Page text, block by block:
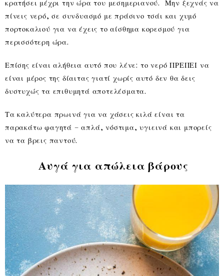
κρατήσει μέχρι την ώρα του μεσημεριανού. Μην ξεχνάς να
πίνεις νερό, σε συνδυασμό με πράσινο τσάι και χυμό
πορτοκαλιού για να έχεις το αίσθημα κορεσμού για
περισσότερη ώρα.
Επίσης είναι αλήθεια αυτό που λένε: το νερό ΠΡΕΠΕΙ να
είναι μέρος της δίαιτας γιατί χωρίς αυτό δεν θα δεις
δυστυχώς τα επιθυμητά αποτελέσματα.
Τα καλύτερα πρωινά για να χάσεις κιλά είναι τα
παρακάτω φαγητά – απλά, νόστιμα, υγιεινά και μπορείς
να τα βρεις παντού.
Αυγά για απώλεια βάρους